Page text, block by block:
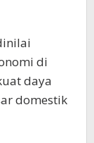
di
daya
domestik